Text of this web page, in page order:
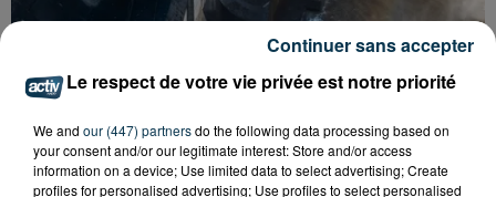
CYANOBACTÉRIES : LE PRÉFÊT PREND UN
ARRÊTÉ POUR LES ACTIVITÉS DE...
Le respect de votre vie privée est notre priorité
We and our (447) partnersdo the following data processing based on
your consent and/or our legitimate interest: Store and/or access
information on a device; Use limited data to select advertising; Create
profiles for personalised advertising; Use profiles to select personalised
Continuer sans accepter